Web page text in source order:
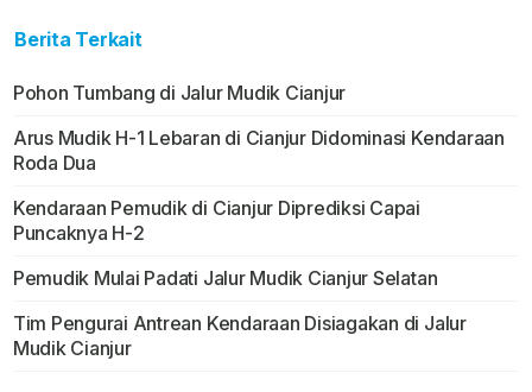
Berita Terkait
Pohon Tumbang di Jalur Mudik Cianjur
Arus Mudik H-1 Lebaran di Cianjur Didominasi Kendaraan
Roda Dua
Kendaraan Pemudik di Cianjur Diprediksi Capai
Puncaknya H-2
Pemudik Mulai Padati Jalur Mudik Cianjur Selatan
Tim Pengurai Antrean Kendaraan Disiagakan di Jalur
Mudik Cianjur